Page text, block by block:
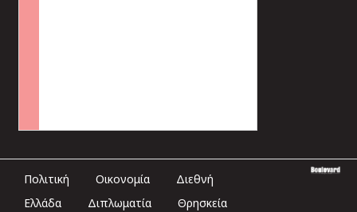
Πολιτική Οικονομία
Διεθνή
Ελλάδα
Διπλωματία
Θρησκεία